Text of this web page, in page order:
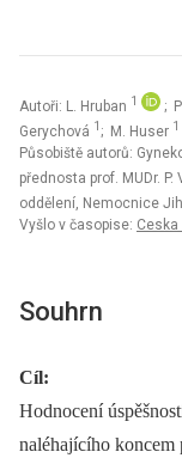
Autoři: L. Hruban 1 ;
Gerychová 1 ; M. Huser 1
Působiště autorů:
přednosta prof. MUDr. P.
oddělení, Nemocnice
Vyšlo v časopise: Ceska
Souhrn
Cíl:
Hodnocení
naléhajícího